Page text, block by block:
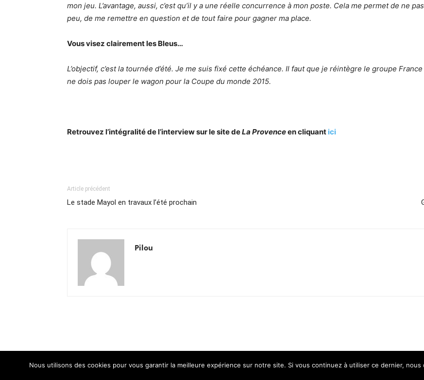
mon jeu. L’avantage, aussi, c’est qu’il y a une réelle concurrence à mon poste. Cela me permet de ne
peu, de me remettre en question et de tout faire pour gagner ma place.
Vous visez clairement les Bleus…
L’objectif, c’est la tournée d’été. Je me suis fixé cette échéance. Il faut que je réintègre le groupe
ne dois pas louper le wagon pour la Coupe du monde 2015.
Retrouvez l’intégralité de l’interview sur le site deLa Provenceen cliquant ici
Article précédent
Le stade Mayol en travaux l’été prochain
Pilou
© Newspaper WordPress Theme by TagDiv
Nous utilisons des cookies pour vous garantir la meilleure expérience sur notre site. Si vous continuez à utiliser ce dernier,